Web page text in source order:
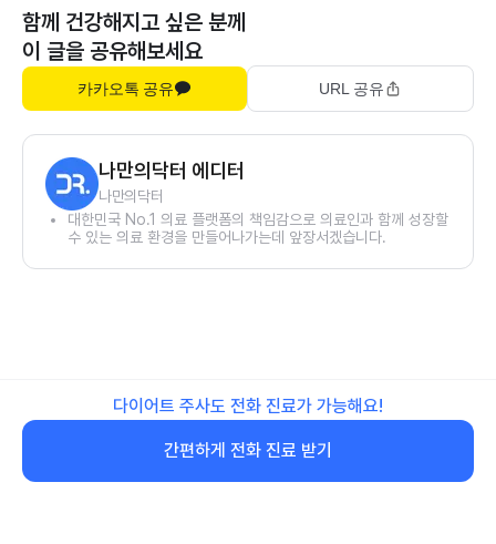
함께 건강해지고 싶은 분께
이 글을 공유해보세요
카카오톡 공유 URL 공유
나만의닥터 에디터
나만의닥터
대한민국 No.1 의료 플랫폼의 책임감으로 의료인과 함께 성장할
수 있는 의료 환경을 만들어나가는데 앞장서겠습니다.
다이어트 주사도 전화 진료가 가능해요!
간편하게 전화 진료 받기